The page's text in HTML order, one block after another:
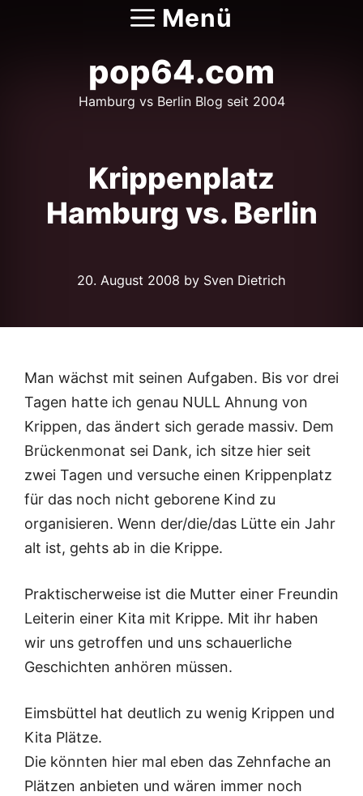
Menü
pop64.com
Hamburg vs Berlin Blog seit 2004
Krippenplatz
Hamburg vs. Berlin
20. August 2008 by Sven Dietrich
Man wächst mit seinen Aufgaben. Bis vor drei
Tagen hatte ich genau NULL Ahnung von
Krippen, das ändert sich gerade massiv. Dem
Brückenmonat sei Dank, ich sitze hier seit
zwei Tagen und versuche einen Krippenplatz
für das noch nicht geborene Kind zu
organisieren. Wenn der/die/das Lütte ein Jahr
alt ist, gehts ab in die Krippe.
Praktischerweise ist die Mutter einer Freundin
Leiterin einer Kita mit Krippe. Mit ihr haben
wir uns getroffen und uns schauerliche
Geschichten anhören müssen.
Eimsbüttel hat deutlich zu wenig Krippen und
Kita Plätze.
Die könnten hier mal eben das Zehnfache an
Plätzen anbieten und wären immer noch